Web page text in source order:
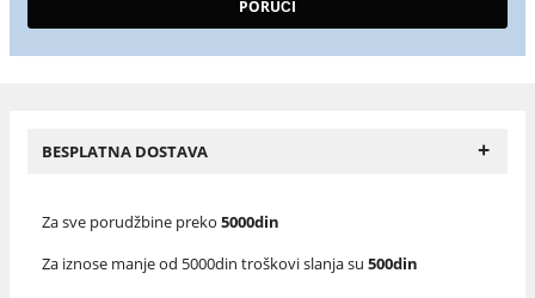
BESPLATNA DOSTAVA +
Za sve porudžbine preko 5000din
Za iznose manje od 5000din troškovi slanja su 500din